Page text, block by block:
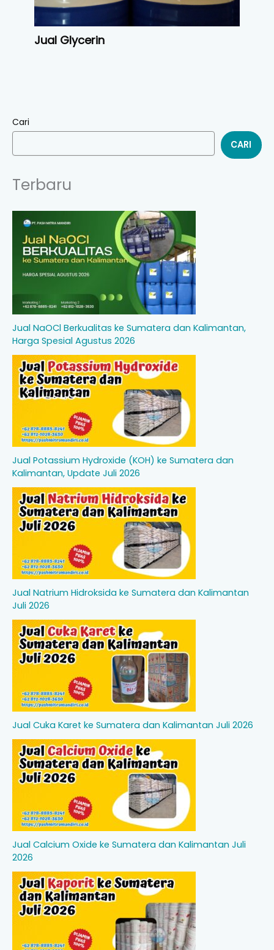
Jual Glycerin
Cari
CARI
Terbaru
Jual NaOCl Berkualitas ke Sumatera dan Kalimantan,
Harga Spesial Agustus 2026
Jual Potassium Hydroxide (KOH) ke Sumatera dan
Kalimantan, Update Juli 2026
Jual Natrium Hidroksida ke Sumatera dan Kalimantan
Juli 2026
Jual Cuka Karet ke Sumatera dan Kalimantan Juli 2026
Jual Calcium Oxide ke Sumatera dan Kalimantan Juli
2026